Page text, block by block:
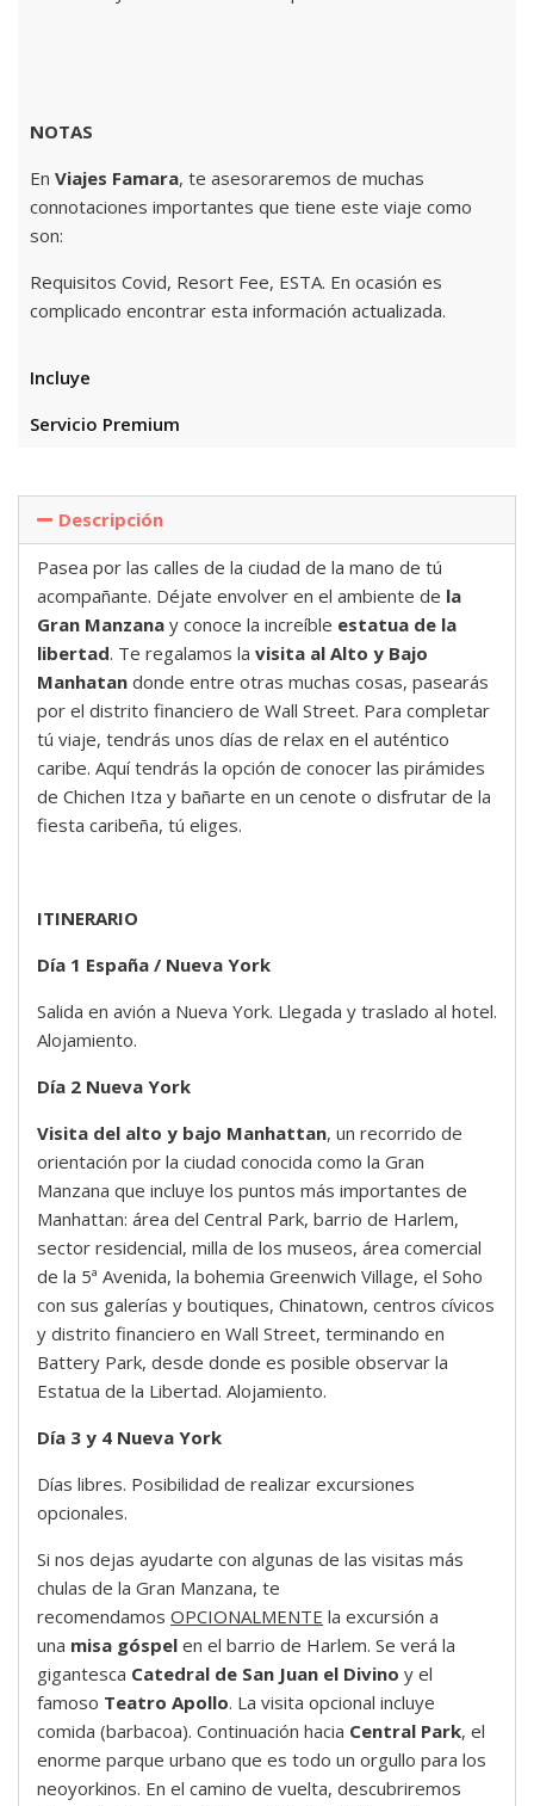
NOTAS
En Viajes Famara, te asesoraremos de muchas
connotaciones importantes que tiene este viaje como
son:
Requisitos Covid, Resort Fee, ESTA. En ocasión es
complicado encontrar esta información actualizada.
Incluye
Servicio Premium
Descripción
Pasea por las calles de la ciudad de la mano de tú
acompañante. Déjate envolver en el ambiente de la
Gran Manzana y conoce la increíble estatua de la
libertad. Te regalamos la visita al Alto y Bajo
Manhatan donde entre otras muchas cosas, pasearás
por el distrito financiero de Wall Street. Para completar
tú viaje, tendrás unos días de relax en el auténtico
caribe. Aquí tendrás la opción de conocer las pirámides
de Chichen Itza y bañarte en un cenote o disfrutar de la
fiesta caribeña, tú eliges.
ITINERARIO
Día 1 España / Nueva York
Salida en avión a Nueva York. Llegada y traslado al hotel.
Alojamiento.
Día 2 Nueva York
Visita del alto y bajo Manhattan, un recorrido de
orientación por la ciudad conocida como la Gran
Manzana que incluye los puntos más importantes de
Manhattan: área del Central Park, barrio de Harlem,
sector residencial, milla de los museos, área comercial
de la 5ª Avenida, la bohemia Greenwich Village, el Soho
con sus galerías y boutiques, Chinatown, centros cívicos
y distrito financiero en Wall Street, terminando en
Battery Park, desde donde es posible observar la
Estatua de la Libertad. Alojamiento.
Día 3 y 4 Nueva York
Días libres. Posibilidad de realizar excursiones
opcionales.
Si nos dejas ayudarte con algunas de las visitas más
chulas de la Gran Manzana, te
recomendamos OPCIONALMENTE la excursión a
una misa góspel en el barrio de Harlem. Se verá la
gigantesca Catedral de San Juan el Divino y el
famoso Teatro Apollo. La visita opcional incluye
comida (barbacoa). Continuación hacia Central Park, el
enorme parque urbano que es todo un orgullo para los
neoyorkinos. En el camino de vuelta, descubriremos